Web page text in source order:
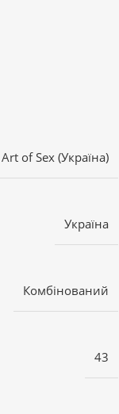
Art of Sex (Україна)
Україна
Комбінований
43